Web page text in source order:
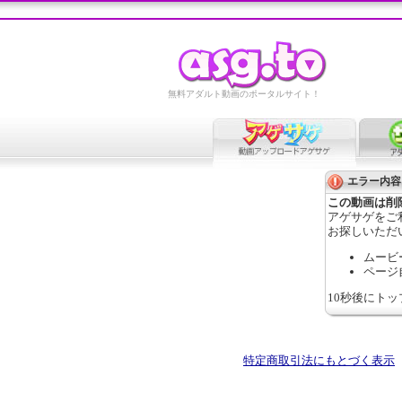
無料アダルト動画のポータルサイト！
エラー内容
この動画は削
アゲサゲをご
お探しいただ
ムービ
ページ
10秒後にト
特定商取引法にもとづく表示